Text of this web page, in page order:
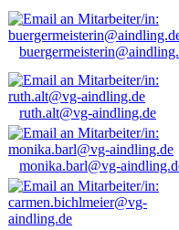
ruth.alt@vg-aindling.de
monika.barl@vg-